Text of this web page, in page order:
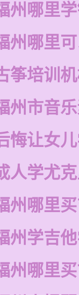
州哪里
州哪里
筝培训
州市音
悔让女
人学尤
州哪里
州学吉
州哪里